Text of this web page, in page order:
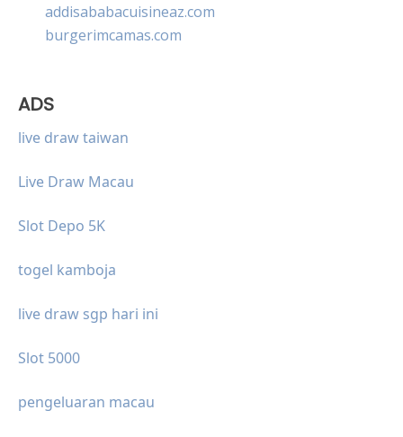
addisababacuisineaz.com
burgerimcamas.com
ADS
live draw taiwan
Live Draw Macau
Slot Depo 5K
togel kamboja
live draw sgp hari ini
Slot 5000
pengeluaran macau